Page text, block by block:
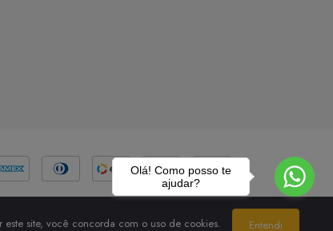
site, você concorda com o uso de cookies. Entendi
Olá! Como posso te
ajudar?